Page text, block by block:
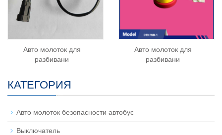
Авто молоток для
разбивани
Авто молоток для
разбивани
КАТЕГОРИЯ
Авто молоток безопасности автобус
Выключатель